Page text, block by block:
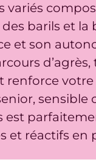
variés
barils et la
et son
renforce
sensible
est
et réactifs en